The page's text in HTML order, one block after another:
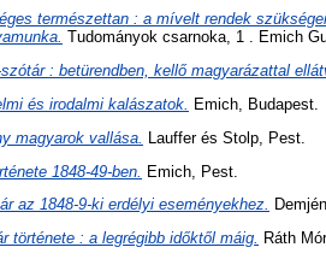
természettan : a mívelt rendek
Tudományok csarnoka, 1 . Emich
: betürendben, kellő magyarázattal
és irodalmi kalászatok.
Emich, Budapest.
magyarok vallása. Lauffer és Stolp, Pest.
1848-49-ben.
Emich, Pest.
az 1848-9-ki erdélyi eseményekhez.
története : a legrégibb időktől máig. Ráth